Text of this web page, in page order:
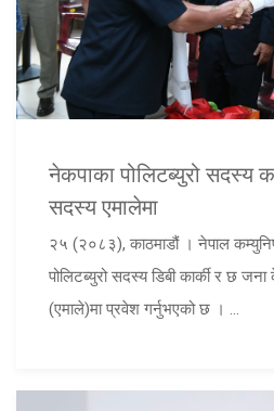
नेकपाका पोलिटब्युरो सदस्य
सदस्य एमालेमा
२५ (२०८३), काठमाडौं । नेपाल
पोलिटब्युरो सदस्य डिबी कार्की र छ
(एमाले)मा प्रवेश गर्नुभएको छ । ...